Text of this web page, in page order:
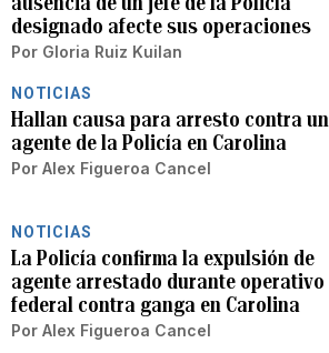
designado afecte sus operaciones
Por Gloria Ruiz Kuilan
NOTICIAS
Hallan causa para arresto contra un
agente de la Policía en Carolina
Por Alex Figueroa Cancel
NOTICIAS
La Policía confirma la expulsión de
agente arrestado durante operativo
federal contra ganga en Carolina
Por Alex Figueroa Cancel